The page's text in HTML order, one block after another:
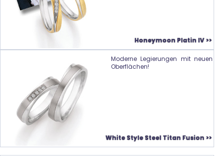
Honeymoon Platin IV >>
Moderne Legierungen mit neuen
Oberflächen!
White Style Steel Titan Fusion >>